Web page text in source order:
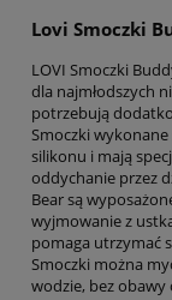
Lovi Smoczki
LOVI Smoczki
dla najmłodszych
potrzebują
Smoczki wykonane
silikonu i mają
oddychanie przez
Bear są
wyjmowanie z
pomaga utrzymać
Smoczki można
wodzie, bez obawy